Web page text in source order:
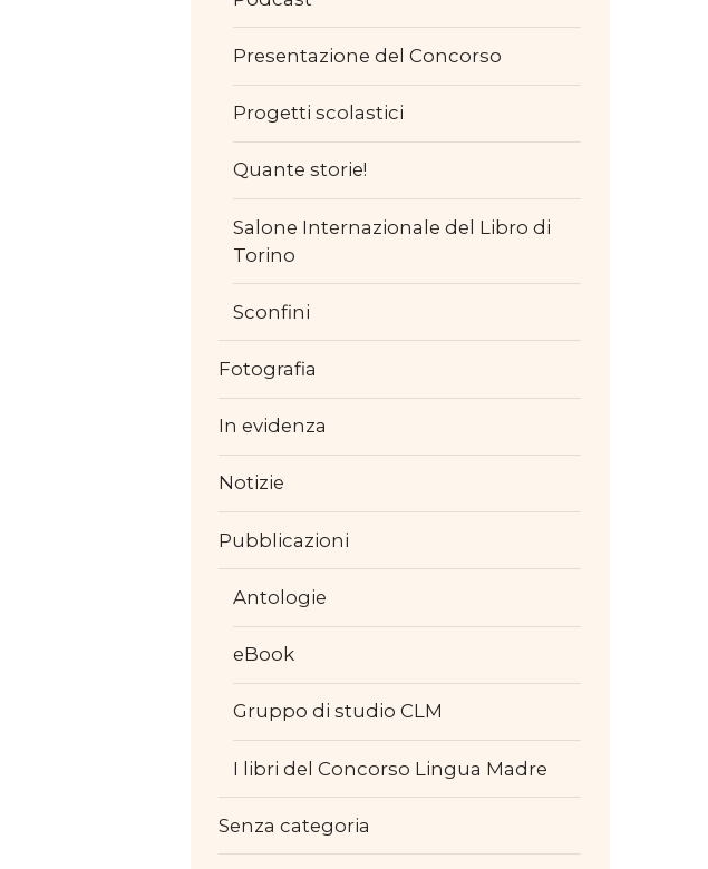
Presentazione del Concorso
Progetti scolastici
Quante storie!
Salone Internazionale del Libro di
Torino
Sconfini
Fotografia
In evidenza
Notizie
Pubblicazioni
Antologie
eBook
Gruppo di studio CLM
I libri del Concorso Lingua Madre
Senza categoria